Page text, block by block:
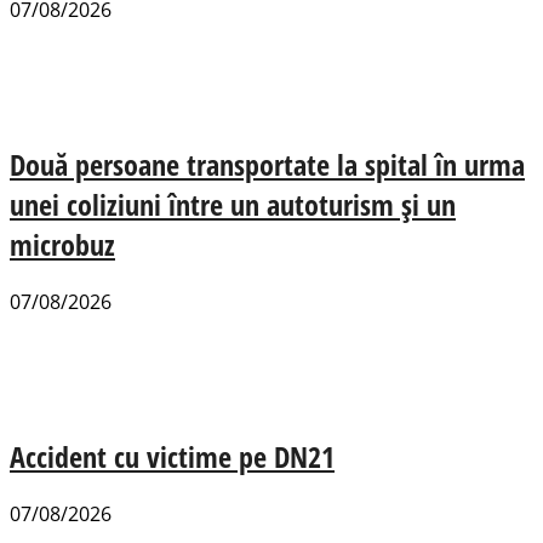
07/08/2026
Două persoane transportate la spital în urma
unei coliziuni între un autoturism și un
microbuz
07/08/2026
Accident cu victime pe DN21
07/08/2026